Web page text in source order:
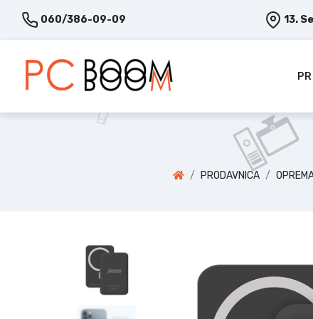
060/386-09-09 13.
PRODAVNICA